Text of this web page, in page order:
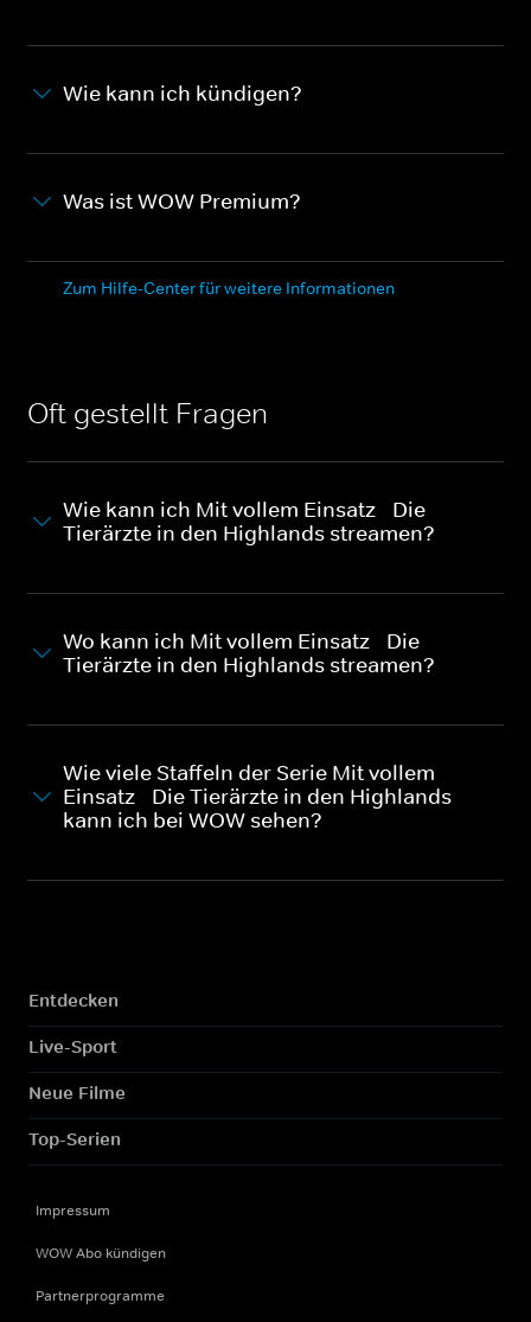
Wie kann ich kündigen?
Was ist WOW Premium?
Zum Hilfe-Center für weitere Informationen
Oft gestellt Fragen
Wie kann ich Mit vollem Einsatz - Die
Tierärzte in den Highlands streamen?
Wo kann ich Mit vollem Einsatz - Die
Tierärzte in den Highlands streamen?
Wie viele Staffeln der Serie Mit vollem
Einsatz - Die Tierärzte in den Highlands
kann ich bei WOW sehen?
Entdecken
Live-Sport
Neue Filme
Top-Serien
Impressum
WOW Abo kündigen
Partnerprogramme